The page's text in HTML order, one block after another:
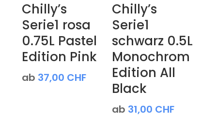
Chilly’s
Serie1 rosa
0.75L Pastel
Edition Pink
ab 37,00 CHF
Chilly’s
Serie1
schwarz 0.5L
Monochrom
Edition All
Black
ab 31,00 CHF